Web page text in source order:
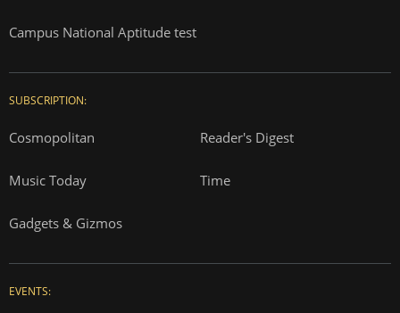
Campus National Aptitude test
SUBSCRIPTION:
Cosmopolitan Reader's Digest
Music Today Time
Gadgets & Gizmos
EVENTS: